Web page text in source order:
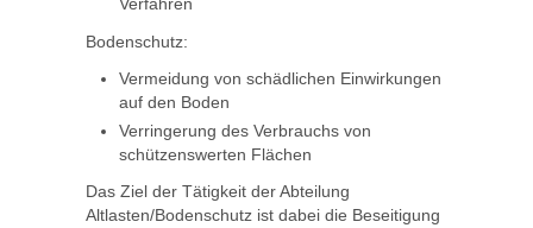
Verfahren
Bodenschutz:
Vermeidung von schädlichen Einwirkungen
auf den Boden
Verringerung des Verbrauchs von
schützenswerten Flächen
Das Ziel der Tätigkeit der Abteilung
Altlasten/Bodenschutz ist dabei die Beseitigung